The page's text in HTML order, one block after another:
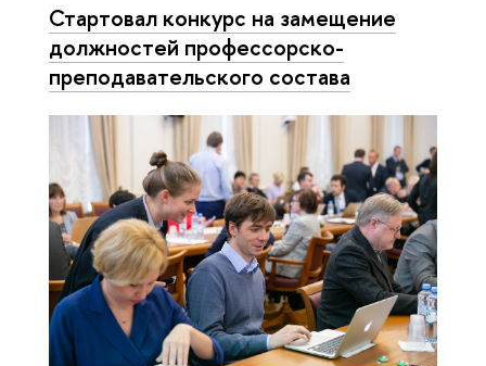
Стартовал конкурс на замещение
должностей профессорско-
преподавательского состава